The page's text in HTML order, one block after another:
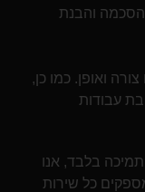
והבנת
ואופן. כמו כן,
עבודות
בלבד, אנו
כל שירות